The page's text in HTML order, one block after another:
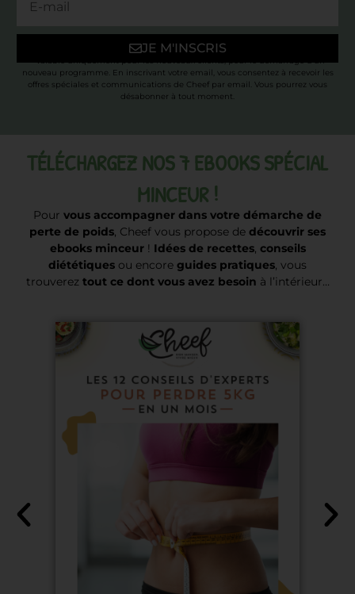
JE M'INSCRIS
* Valable uniquement pour les nouveaux clients, pour le démarrage d’un
nouveau programme. En inscrivant votre email, vous consentez à recevoir les
offres spéciales et communications de Cheef par email. Vous pourrez vous
désabonner à tout moment.
TÉLÉCHARGEZ NOS 7 EBOOKS SPÉCIAL
MINCEUR !
Pour vous accompagner dans votre démarche de
perte de poids, Cheef vous propose de découvrir ses
ebooks minceur! Idées de recettes, conseils
diététiques ou encore guides pratiques, vous
trouverez tout ce dont vous avez besoin à l’intérieur…